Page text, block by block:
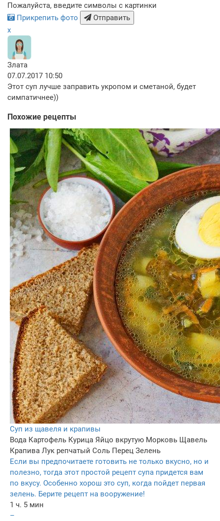
Пожалуйста, введите символы с картинки
Прикрепить фото
Отправить
x
Злата
07.07.2017 10:50
Этот суп лучше заправить укропом и сметаной, будет
симпатичнее))
Похожие рецепты
Суп из щавеля и крапивы
Вода Картофель Курица Яйцо вкрутую Морковь Щавель
Крапива Лук репчатый Соль Перец Зелень
Если вы предпочитаете готовить не только вкусно, но и
полезно, тогда этот простой рецепт супа придется вам
по вкусу. Особенно хорош это суп, когда пойдет первая
зелень. Берите рецепт на вооружение!
1 ч. 5 мин
–